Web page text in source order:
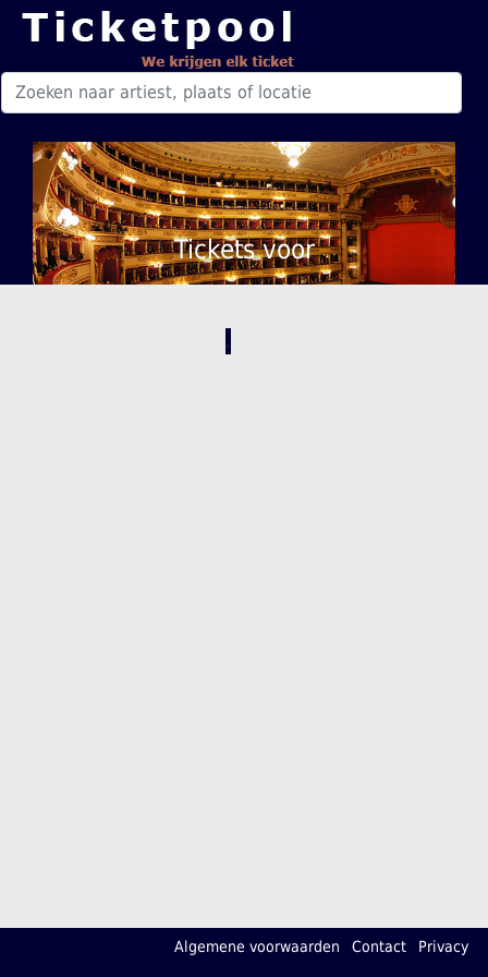
Tickets voor
,
Algemene voorwaarden Contact Privacy